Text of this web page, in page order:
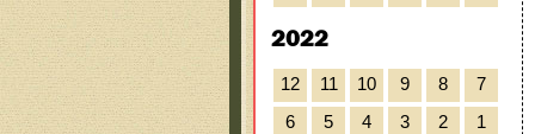
2022
12 11 10 9 8
7
6
5 4 3 2 1